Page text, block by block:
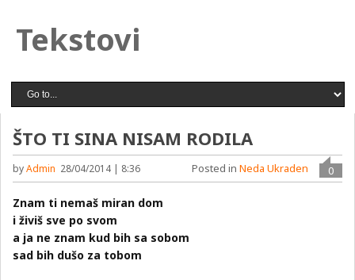
Tekstovi
ŠTO TI SINA NISAM RODILA
byAdmin 28/04/2014 | 8:36 0
Posted in Neda Ukraden
Znam ti nemaš miran dom
i živiš sve po svom
a ja ne znam kud bih sa sobom
sad bih dušo za tobom